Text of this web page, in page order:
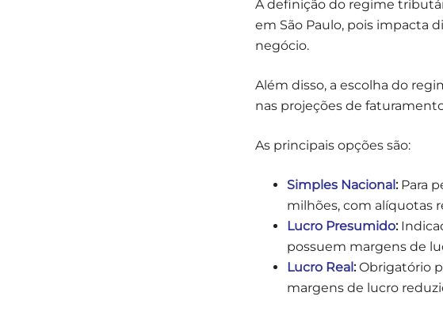
A definição do regime
em São Paulo, pois impacta
negócio.
Além disso, a escolha do
nas projeções de
As principais opções são:
Simples Nacional:Para
milhões, com alíquotas
Lucro Presumido:
possuem margens de
Lucro Real:Obrigatório
margens de lucro